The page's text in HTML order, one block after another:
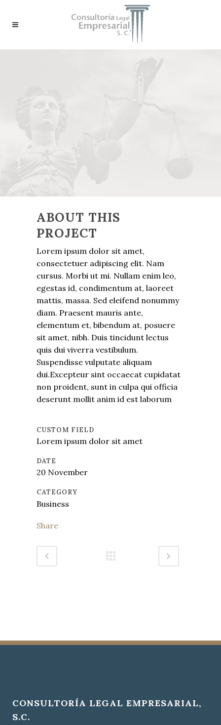
ABOUT THIS
PROJECT
Lorem ipsum dolor sit amet,
consectetuer adipiscing elit. Nam
cursus. Morbi ut mi. Nullam enim leo,
egestas id, condimentum at, laoreet
mattis, massa. Sed eleifend nonummy
diam. Praesent mauris ante,
elementum et, bibendum at, posuere
sit amet, nibh. Duis tincidunt lectus
quis dui viverra vestibulum.
Suspendisse vulputate aliquam
dui.Excepteur sint occaecat cupidatat
non proident, sunt in culpa qui officia
deserunt mollit anim id est laborum
CUSTOM FIELD
Lorem ipsum dolor sit amet
DATE
20 November
CATEGORY
Business
Share
CONSULTORÍA LEGAL EMPRESARIAL,
S.C.